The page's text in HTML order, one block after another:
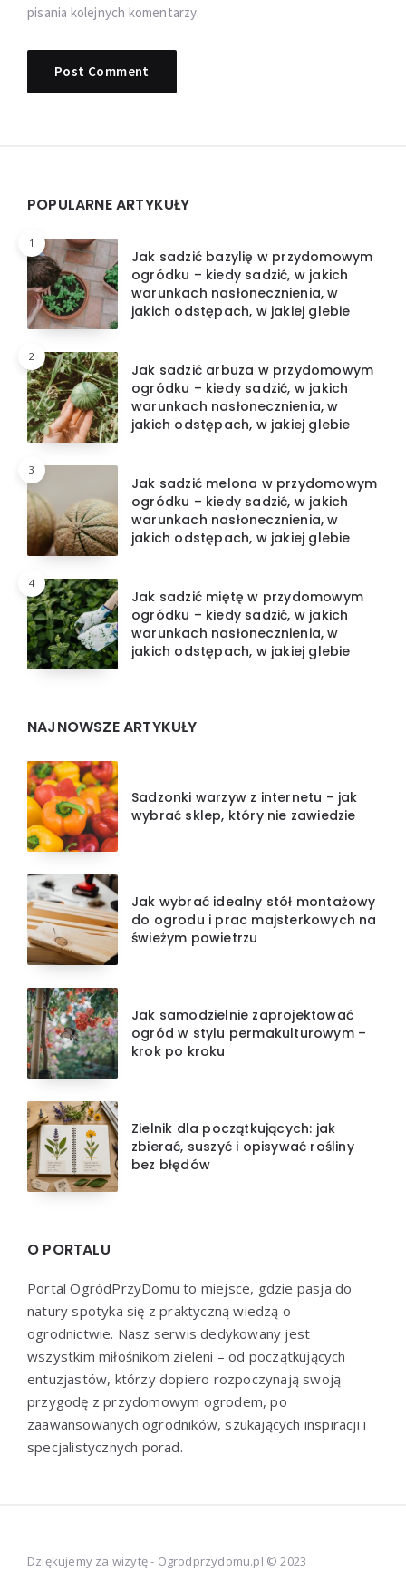
pisania kolejnych komentarzy.
Widgets
POPULARNE ARTYKUŁY
1
Jak sadzić bazylię w przydomowym
ogródku – kiedy sadzić, w jakich
warunkach nasłonecznienia, w
jakich odstępach, w jakiej glebie
2
Jak sadzić arbuza w przydomowym
ogródku – kiedy sadzić, w jakich
warunkach nasłonecznienia, w
jakich odstępach, w jakiej glebie
3
Jak sadzić melona w przydomowym
ogródku – kiedy sadzić, w jakich
warunkach nasłonecznienia, w
jakich odstępach, w jakiej glebie
4
Jak sadzić miętę w przydomowym
ogródku – kiedy sadzić, w jakich
warunkach nasłonecznienia, w
jakich odstępach, w jakiej glebie
NAJNOWSZE ARTYKUŁY
Sadzonki warzyw z internetu – jak
wybrać sklep, który nie zawiedzie
Jak wybrać idealny stół montażowy
do ogrodu i prac majsterkowych na
świeżym powietrzu
Jak samodzielnie zaprojektować
ogród w stylu permakulturowym –
krok po kroku
Zielnik dla początkujących: jak
zbierać, suszyć i opisywać rośliny
bez błędów
O PORTALU
Portal OgródPrzyDomu to miejsce, gdzie pasja do
natury spotyka się z praktyczną wiedzą o
ogrodnictwie. Nasz serwis dedykowany jest
wszystkim miłośnikom zieleni – od początkujących
entuzjastów, którzy dopiero rozpoczynają swoją
przygodę z przydomowym ogrodem, po
zaawansowanych ogrodników, szukających inspiracji i
specjalistycznych porad.
Dziękujemy za wizytę - Ogrodprzydomu.pl © 2023